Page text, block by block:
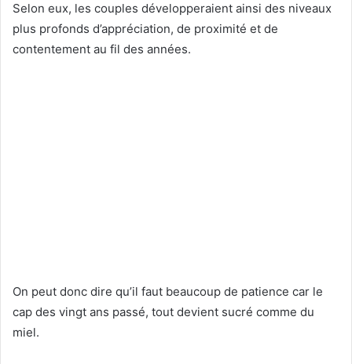
Selon eux, les couples développeraient ainsi des niveaux
plus profonds d’appréciation, de proximité et de
contentement au fil des années.
On peut donc dire qu’il faut beaucoup de patience car le
cap des vingt ans passé, tout devient sucré comme du
miel.